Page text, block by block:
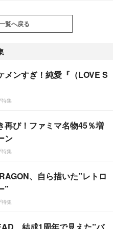
覧へ戻る
メンすぎ！純愛『（LOVE S
特集
再び！ファミマ名物45％増
ン
特集
、自ら描いた”レトロ
”
特集